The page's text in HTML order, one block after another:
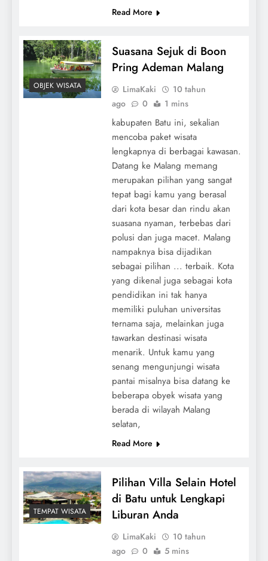
Read More
OBJEK WISATA
Suasana Sejuk di Boon
Pring Ademan Malang
LimaKaki
10 tahun
ago
0 1 mins
kabupaten Batu ini, sekalian
mencoba paket wisata
lengkapnya di berbagai kawasan.
Datang ke Malang memang
merupakan pilihan yang sangat
tepat bagi kamu yang berasal
dari kota besar dan rindu akan
suasana nyaman, terbebas dari
polusi dan juga macet. Malang
nampaknya bisa dijadikan
sebagai pilihan ... terbaik. Kota
yang dikenal juga sebagai kota
pendidikan ini tak hanya
memiliki puluhan universitas
ternama saja, melainkan juga
tawarkan destinasi wisata
menarik. Untuk kamu yang
senang mengunjungi wisata
pantai misalnya bisa datang ke
beberapa obyek wisata yang
berada di wilayah Malang
selatan,
Read More
TEMPAT WISATA
Pilihan Villa Selain Hotel
di Batu untuk Lengkapi
Liburan Anda
LimaKaki
10 tahun
ago
0 5 mins